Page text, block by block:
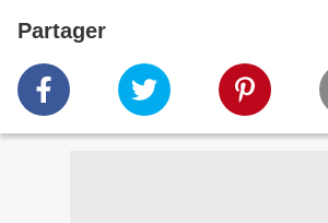
Partager